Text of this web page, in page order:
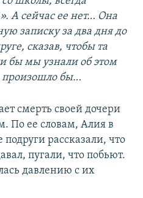
А сейчас ее нет… Она
записку за два дня до
сказав, чтобы та
бы мы узнали об этом
произошло бы…
смерть своей дочери
По ее словам, Алия в
рассказали, что
пугали, что побьют.
давлению с их